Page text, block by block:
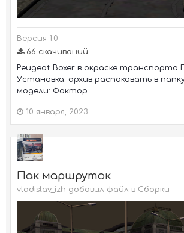
Версия 1.0
66 скачиваний
Peugeot Boxer в окраске транспорта
Установка: архив распаковать в
модели: Фактор
10 января, 2023
Пак маршруток
vladislav_izh добавил файл в Сборки